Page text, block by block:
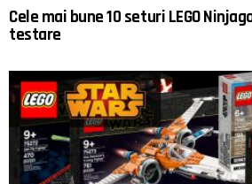
Cele mai bune 10 seturi LEGO
testare